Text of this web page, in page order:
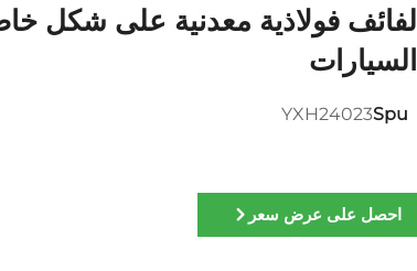
لفائف فولاذية معدنية على شكل
السيارات
Spu
YXH24023
احصل على عرض سعر